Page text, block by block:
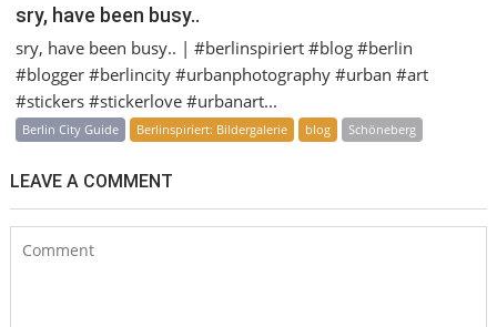
sry, have been busy..
sry, have been busy.. | #berlinspiriert #blog #berlin
#blogger #berlincity #urbanphotography #urban #art
#stickers #stickerlove #urbanart...
Berlin City Guide Berlinspiriert: Bildergalerie blog Schöneberg
LEAVE A COMMENT